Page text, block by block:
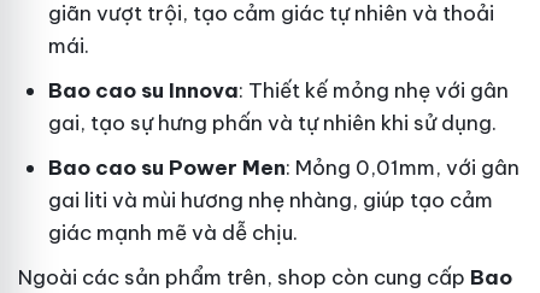
giãn vượt trội, tạo cảm giác tự nhiên và thoải
mái.
Bao cao su Innova: Thiết kế mỏng nhẹ với gân
gai, tạo sự hưng phấn và tự nhiên khi sử dụng.
Bao cao su Power Men: Mỏng 0,01mm, với gân
gai liti và mùi hương nhẹ nhàng, giúp tạo cảm
giác mạnh mẽ và dễ chịu.
Ngoài các sản phẩm trên, shop còn cung cấp Bao